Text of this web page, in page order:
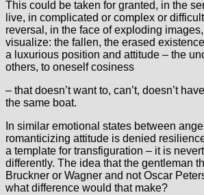
This could be taken for granted, in the
live, in complicated or complex or
reversal, in the face of exploding
visualize: the fallen, the erased
a luxurious position and attitude – the
others, to oneself cosiness
– that doesn’t want to, can’t, doesn’t
the same boat.
In similar emotional states between
romanticizing attitude is denied
a template for transfiguration – it is
differently. The idea that the gentleman
Bruckner or Wagner and not Oscar
what difference would that make?